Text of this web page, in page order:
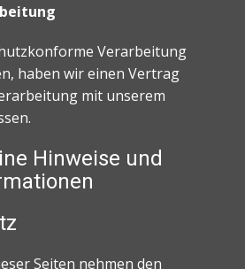
Verarbeitung
haben wir einen Vertrag
mit unserem
Hinweise und
Seiten nehmen den